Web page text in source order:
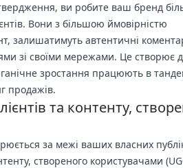
ви робите ваш бренд
Вони з більшою ймовірністю
залишатимуть автентичні
зі своїми мережами. Це створює
зростання працюють в
продажів.
та контенту,
за межі ваших власних
створеного користувачами